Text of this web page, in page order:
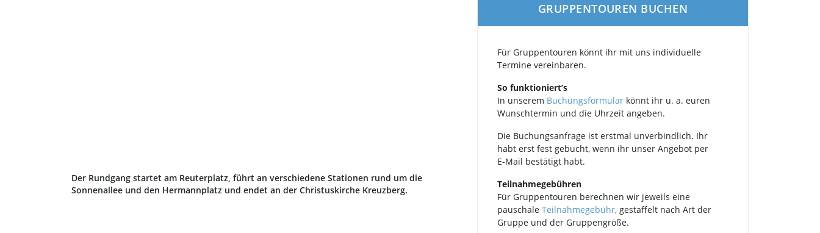
Der Rundgang startet am Reuterplatz, führt an verschiedene Stationen rund um die
Sonnenallee und den Hermannplatz und endet an der Christuskirche Kreuzberg.
GRUPPENTOUREN BUCHEN
Für Gruppentouren könnt ihr mit uns individuelle
Termine vereinbaren.
So funktioniert’s
In unserem Buchungsformularkönnt ihr u. a. euren
Wunschtermin und die Uhrzeit angeben.
Die Buchungsanfrage ist erstmal unverbindlich. Ihr
habt erst fest gebucht, wenn ihr unser Angebot per
E‑Mail bestätigt habt.
Teilnahmegebühren
Für Gruppentouren berechnen wir jeweils eine
pauschale Teilnahmegebühr, gestaffelt nach Art der
Gruppe und der Gruppengröße.